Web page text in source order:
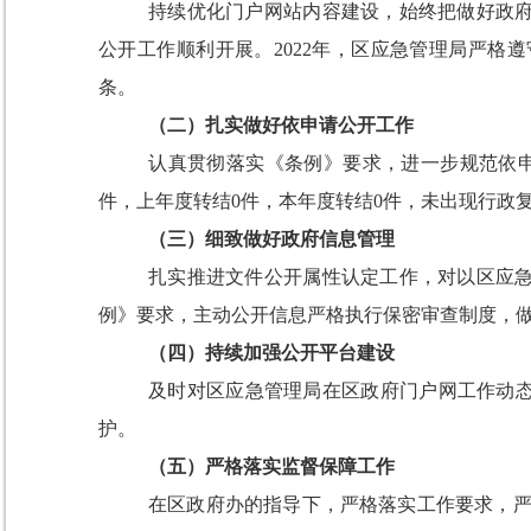
持续优化门户网站内容建设，始终把做好政
公开工作顺利开展。 2022年，区应急管理局严格
条。
（二）扎实做好依申请公开工作
认真贯彻落实《条例》要求，进一步规范依
件，上年度转结0件，本年度转结0件 ， 未出现行政
（三）细致做好政府信息管理
扎实推进文件公开属性认定工作，对以 区应
例》要求，主动公开信息严格执行保密审查制度，
（四）持续加强公开平台建设
及时对区应急管理局在区政府门户网工作动
护。
（五）严格落实监督保障工作
在区政府办的指导下，严格落实工作要求，